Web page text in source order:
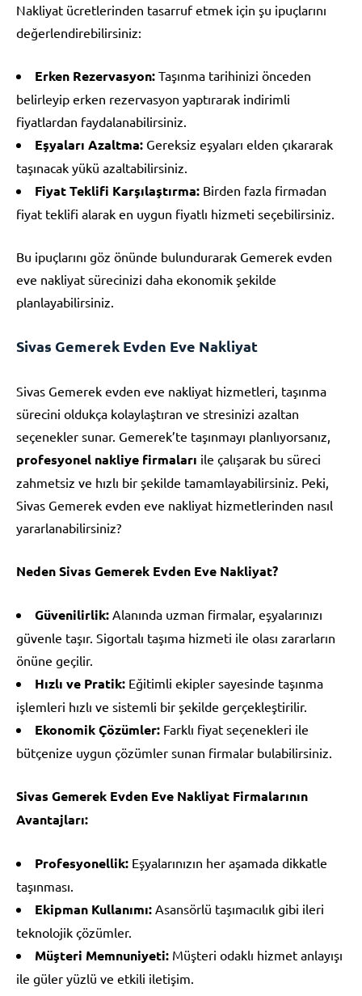
Nakliyat ücretlerinden tasarruf etmek için şu ipuçlarını
değerlendirebilirsiniz:
Erken Rezervasyon: Taşınma tarihinizi önceden
belirleyip erken rezervasyon yaptırarak indirimli
fiyatlardan faydalanabilirsiniz.
Eşyaları Azaltma: Gereksiz eşyaları elden çıkararak
taşınacak yükü azaltabilirsiniz.
Fiyat Teklifi Karşılaştırma: Birden fazla firmadan
fiyat teklifi alarak en uygun fiyatlı hizmeti seçebilirsiniz.
Bu ipuçlarını göz önünde bulundurarak Gemerek evden
eve nakliyat sürecinizi daha ekonomik şekilde
planlayabilirsiniz.
Sivas Gemerek Evden Eve Nakliyat
Sivas Gemerek evden eve nakliyat hizmetleri, taşınma
sürecini oldukça kolaylaştıran ve stresinizi azaltan
seçenekler sunar. Gemerek’te taşınmayı planlıyorsanız,
profesyonel nakliye firmaları ile çalışarak bu süreci
zahmetsiz ve hızlı bir şekilde tamamlayabilirsiniz. Peki,
Sivas Gemerek evden eve nakliyat hizmetlerinden nasıl
yararlanabilirsiniz?
Neden Sivas Gemerek Evden Eve Nakliyat?
Güvenilirlik: Alanında uzman firmalar, eşyalarınızı
güvenle taşır. Sigortalı taşıma hizmeti ile olası zararların
önüne geçilir.
Hızlı ve Pratik: Eğitimli ekipler sayesinde taşınma
işlemleri hızlı ve sistemli bir şekilde gerçekleştirilir.
Ekonomik Çözümler: Farklı fiyat seçenekleri ile
bütçenize uygun çözümler sunan firmalar bulabilirsiniz.
Sivas Gemerek Evden Eve Nakliyat Firmalarının
Avantajları:
Profesyonellik: Eşyalarınızın her aşamada dikkatle
taşınması.
Ekipman Kullanımı: Asansörlü taşımacılık gibi ileri
teknolojik çözümler.
Müşteri Memnuniyeti: Müşteri odaklı hizmet anlayışı
ile güler yüzlü ve etkili iletişim.